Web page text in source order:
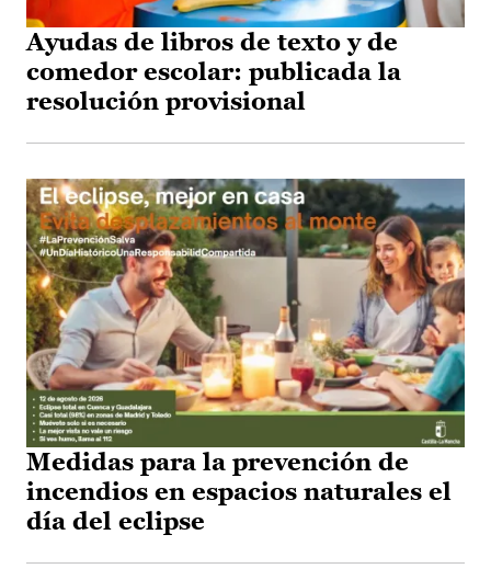
Ayudas de libros de texto y de
comedor escolar: publicada la
resolución provisional
Medidas para la prevención de
incendios en espacios naturales el
día del eclipse